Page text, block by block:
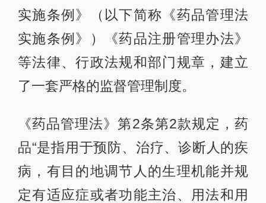
实施条例》（以下简称《药品管理法
实施条例》）《药品注册管理办法》
等法律、行政法规和部门规章，建立
了一套严格的监督管理制度。
《药品管理法》第2条第2款规定，药
品“是指用于预防、治疗、诊断人的疾
病，有目的地调节人的生理机能并规
定有适应症或者功能主治、用法和用